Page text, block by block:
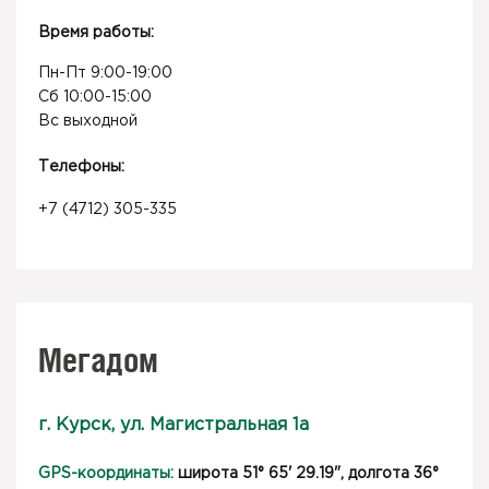
Время работы:
Пн-Пт 9:00-19:00
Сб 10:00-15:00
Вс выходной
Телефоны:
+7 (4712) 305-335
Мегадом
г. Курск, ул. Магистральная 1а
GPS-координаты: широта 51° 65' 29.19", долгота 36°